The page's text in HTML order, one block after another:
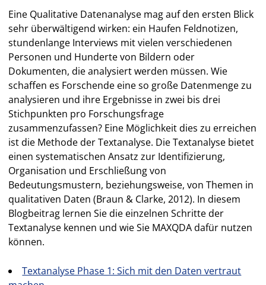
Eine Qualitative Datenanalyse mag auf den ersten Blick
sehr überwältigend wirken: ein Haufen Feldnotizen,
stundenlange Interviews mit vielen verschiedenen
Personen und Hunderte von Bildern oder
Dokumenten, die analysiert werden müssen. Wie
schaffen es Forschende eine so große Datenmenge zu
analysieren und ihre Ergebnisse in zwei bis drei
Stichpunkten pro Forschungsfrage
zusammenzufassen? Eine Möglichkeit dies zu erreichen
ist die Methode der Textanalyse. Die Textanalyse bietet
einen systematischen Ansatz zur Identifizierung,
Organisation und Erschließung von
Bedeutungsmustern, beziehungsweise, von Themen in
qualitativen Daten (Braun & Clarke, 2012). In diesem
Blogbeitrag lernen Sie die einzelnen Schritte der
Textanalyse kennen und wie Sie MAXQDA dafür nutzen
können.
Textanalyse Phase 1: Sich mit den Daten vertraut